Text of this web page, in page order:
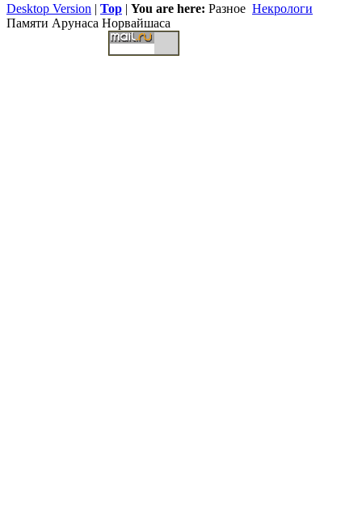
Desktop Version | Top | You are here: Разное Некрологи
Памяти Арунаса Норвайшаса